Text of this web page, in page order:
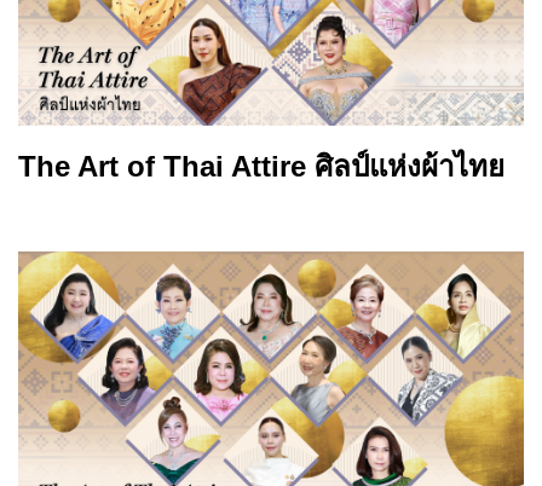
The Art of Thai Attire ศิลป์แห่งผ้าไทย